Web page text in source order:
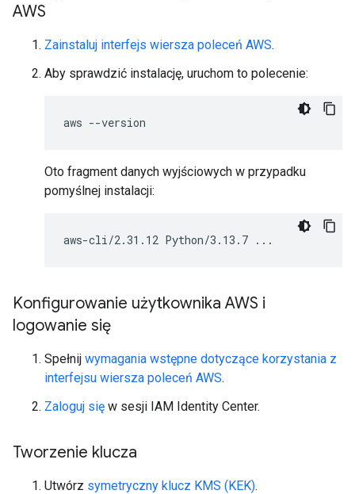
AWS
Zainstaluj interfejs wiersza poleceń AWS.
Aby sprawdzić instalację, uruchom to polecenie:
aws
Oto fragment danych wyjściowych w przypadku
pomyślnej instalacji:
Konfigurowanie użytkownika AWS i
logowanie się
Spełnij wymagania wstępne dotyczące korzystania z
interfejsu wiersza poleceń AWS.
Zaloguj się w sesji IAM Identity Center.
Tworzenie klucza
Utwórz symetryczny klucz KMS (KEK).